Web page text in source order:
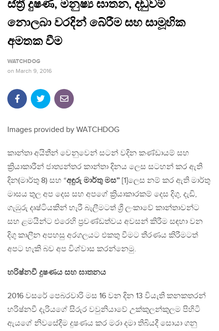
ස්ත්‍රී දුෂණ, මනුෂ්‍ය ඝාතන, දඬුවම්
නොලබා වරදින් බේරීම සහ සාමූහික
අමතක වීම
WATCHDOG
on March 9, 2016
Images provided by WATCHDOG
කාන්තා අයිතීන් වෙනුවෙන් සටන් වදින කණ්ඩායම් සහ
ක්‍රියාකාරීන් ජාත්‍යන්තර කාන්තා දිනය ලෙස සටහන් කර ඇති
දින(මාර්තු 8) සහ “අඳුරු මාර්තු මස” [1]ලෙස නම් කර ඇති මාර්තු
මාසය තුල අප දෙස සහ අපගේ ක්‍රියාකාරකම් දෙස දිගු, දැඩි,
ගැඹුරු දෘෂ්ටියකින් හැරී බැලීමටත් ශ්‍රී ලංකාවේ කාන්තාවන්ට
සහ ළමයින්ට එරෙහි ප්‍රචණ්ඩත්වය අවසන් කිරීම සඳහා වන
දිගු කාලීන අපහසු අරගලයට එකතු වීමට තීරණය කිරීමටත්
අපට හැකි බව අප විශ්වාස කරන්නෙමු.
හරිෂ්නවී දුෂණය සහ ඝාතනය
2016 වසරේ පෙබරවාරි මස 16 වන දින 13 වියැති කනකතරන්
හරිෂ්නවී දැරියගේ සිරුර වවුනියාවේ උක්කුලන්කුලම පිහිටි
ඇයගේ නිවසේදීම දුෂණය කර මරා දමා තිබියදී සොයා ගනු